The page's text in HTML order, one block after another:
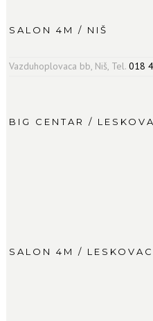
SALON 4M / NIŠ
Vazduhoplovaca bb, Niš, Tel.018
BIG CENTAR /
SALON 4M /